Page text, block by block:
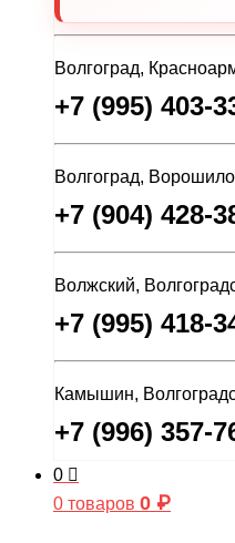
Волгоград,
+7 (995) 403-
Волгоград,
+7 (904) 428-
Волжский,
+7 (995) 418-
Камышин,
+7 (996) 357-
0
0 товаров 0 ₽